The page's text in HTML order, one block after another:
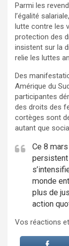
Parmi les
l’égalité
lutte contre les
protection des
insistent sur la
relie les luttes
Des
Amérique du
participantes
des droits des
cortèges sont
autant que
Ce 8
monde
plus de
action
Vos réactions